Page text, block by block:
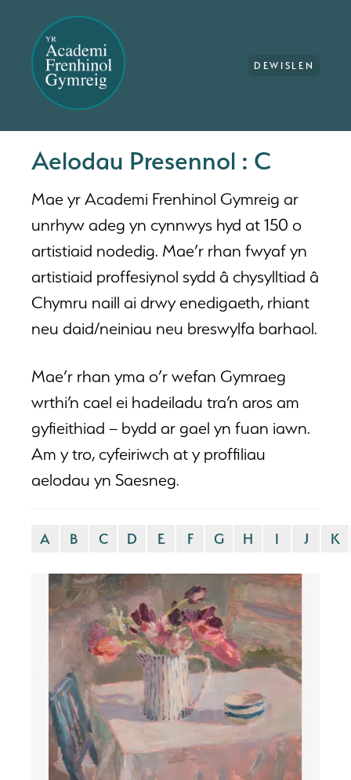
DEWISLEN
Aelodau Presennol : C
Mae yr Academi Frenhinol Gymreig ar
unrhyw adeg yn cynnwys hyd at 150 o
artistiaid nodedig. Mae’r rhan fwyaf yn
artistiaid proffesiynol sydd â chysylltiad â
Chymru naill ai drwy enedigaeth, rhiant
neu daid/neiniau neu breswylfa barhaol.
Mae’r rhan yma o’r wefan Gymraeg
wrthi’n cael ei hadeiladu tra’n aros am
gyfieithiad – bydd ar gael yn fuan iawn.
Am y tro, cyfeiriwch at y proffiliau
aelodau yn Saesneg.
A B C D E F G H I J K